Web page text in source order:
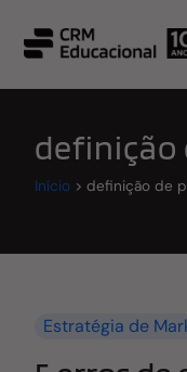
definição
Início >definição de
Estratégia de